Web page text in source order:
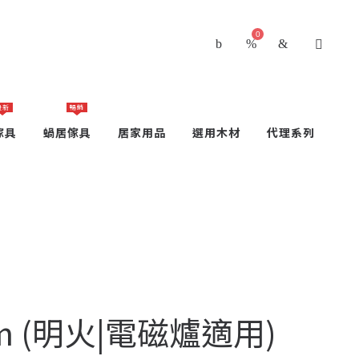
0
具
新
蝸居傢具
暢銷
居家用品 選用木材 代理系列
(明火|電磁爐適用)